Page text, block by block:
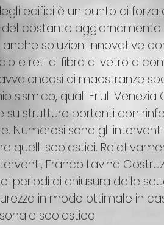
edifici è un punto di forza
del costante aggiornamento
soluzioni innovative
e reti di fibra di vetro a
di maestranze
sismico, quali Friuli Venezia
su strutture portanti con
Numerosi sono gli interventi
quelli scolastici.
Franco Lavina
periodi di chiusura delle
in modo ottimale in
scolastico.